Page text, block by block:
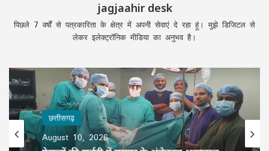
jagjaahir desk
पिछले 7 वर्षों से पत्रकारिता के क्षेत्र में अपनी सेवाएं दे रहा हूं। मुझे डिजिटल से
लेकर इलेक्ट्रॉनिक मीडिया का अनुभव है।
छत्तीसगढ़
August 10, 2026